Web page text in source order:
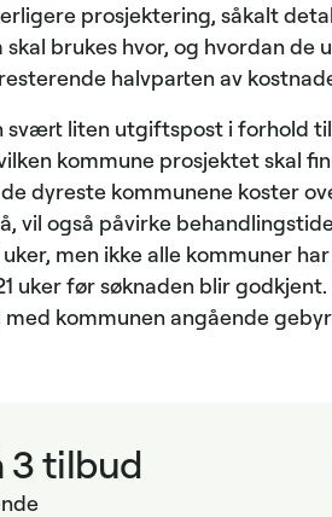
prosjektering, såkalt
brukes hvor, og hvordan de
halvparten av
svært liten utgiftspost i forhold
kommune prosjektet skal
dyreste kommunene koster
vil også påvirke
men ikke alle kommuner
uker før søknaden blir godkjent.
kommunen angående
3 tilbud